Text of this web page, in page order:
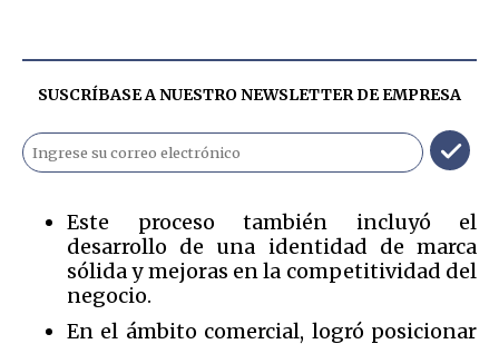
SUSCRÍBASE A NUESTRO NEWSLETTER DEEMPRESA
Este proceso también incluyó el
desarrollo de una identidad de marca
sólida y mejoras en la competitividad del
negocio.
En el ámbito comercial, logró posicionar